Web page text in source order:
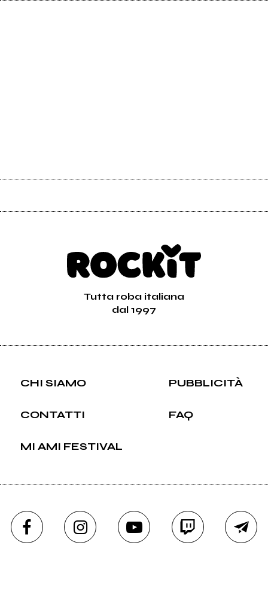
Tutta roba italiana
dal 1997
CHI SIAMO PUBBLICITÀ
CONTATTI FAQ
MI AMI FESTIVAL